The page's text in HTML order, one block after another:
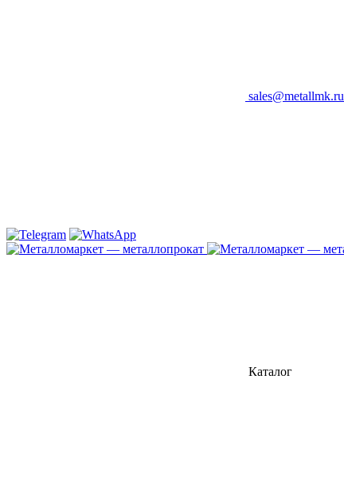
sales@metallmk.ru
Каталог